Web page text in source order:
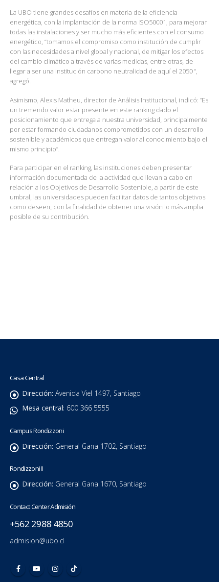
La UBO tiene grandes desafíos en materia de la eficiencia
energética, con la implantación de la norma ISO50001, para mejorar
todas las instalaciones y ser mucho más eficientes con el consumo
energético, “tomamos el compromiso como institución de cumplir
con las necesidades a nivel global y nacional, de mitigar los efectos
del cambio climático a través de varias medidas, entre otras, de
llegar a ser una institución carbono neutralidad de aquí el 2050 ”,
agregó.
Asimismo, Alexis Matheu, director de Análisis Institucional, indicó: “Es
un tremendo valor estar presente en este ranking dado el
posicionamiento que entrega a nuestra universidad, principalmente
por estar formando ciudadanos comprometidos con un desarrollo
sostenible y académicos que entregan valor al conocimiento bajo el
mismo principio”.
Para participar en el ranking, las instituciones deben presentar
información documentada de la actividad que llevan a cabo en
relación a los Objetivos de Desarrollo Sostenible, a partir de este
umbral, las universidades pueden facilitar datos de tantos objetivos
como deseen, con la finalidad de obtener una visión lo más amplia
posible de su contribución.
Casa Central
Dirección: Avenida Viel 1497, Santiago
Mesa central: 600 366 5555
Campus Rondizzoni
Dirección: General Gana 1702, Santiago
Rondizzoni II
Dirección: General Gana 1670, Santiago
Contact Center Admisión
+562 2988 4850
admision@ubo.cl